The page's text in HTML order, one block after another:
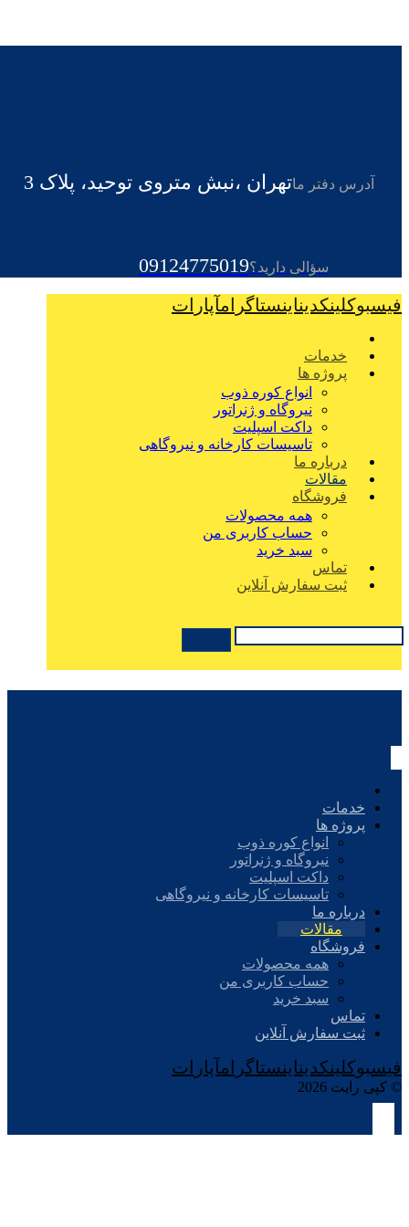
آدرس دفتر ماتهران ،نبش متروی توحید، پلاک 3
سؤالی دارید؟09124775019
فیسبوکلینکدیناینستاگرامآپارات
خدمات
پروژه ها
انواع کوره ذوب
نیروگاه و ژنراتور
داکت اسپلیت
تاسیسات کارخانه و نیروگاهی
درباره ما
مقالات
فروشگاه
همه محصولات
حساب کاربری من
سبد خرید
تماس
ثبت سفارش آنلاین
خدمات
پروژه ها
انواع کوره ذوب
نیروگاه و ژنراتور
داکت اسپلیت
تاسیسات کارخانه و نیروگاهی
درباره ما
مقالات
فروشگاه
همه محصولات
حساب کاربری من
سبد خرید
تماس
ثبت سفارش آنلاین
فیسبوکلینکدیناینستاگرامآپارات
© کپی رایت 2026